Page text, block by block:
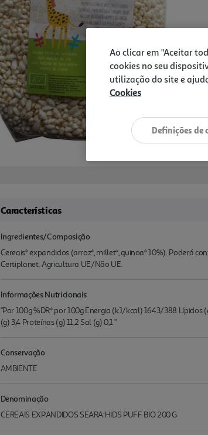
Características
Ingredientes/Composição
Cereais* expandidos (arroz*, millet*, quinoa* 10%). Poderá
Certiplanet. Agricultura UE/Não UE.
Informações Nutricionais
"Por 100g %DR* por 100g Energia (kJ/kcal) 1643/388 Lípidos
(g) 3,4 Proteínas (g) 11,2 Sal (g) 0,1 "
Conservação
AMBIENTE
Denominação
CEREAIS EXPANDIDOS SEARA:HIDS PUFF BIO 200 G
Ao clicar em "Aceitar
cookies no seu
utilização do site e
Cookies
Definições de